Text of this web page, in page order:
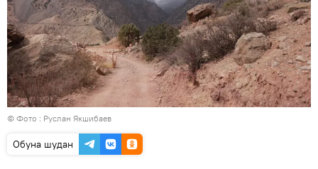
© Фото : Руслан Якшибаев
Обуна шудан